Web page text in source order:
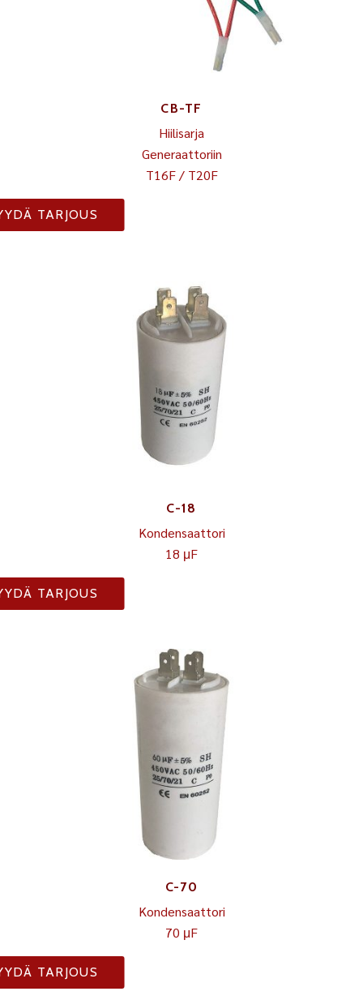
CB-TF
Hiilisarja
Generaattoriin
T16F / T20F
TARJOUS
C-18
Kondensaattori
18 μF
TARJOUS
C-70
Kondensaattori
70 μF
TARJOUS